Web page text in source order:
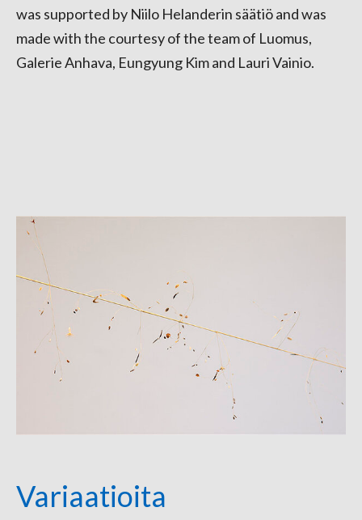
was supported by Niilo Helanderin säätiö and was
made with the courtesy of the team of Luomus,
Galerie Anhava, Eungyung Kim and Lauri Vainio.
Variaatioita